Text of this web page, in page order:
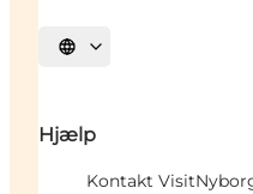
Vælg sprog
Hjælp
Kontakt